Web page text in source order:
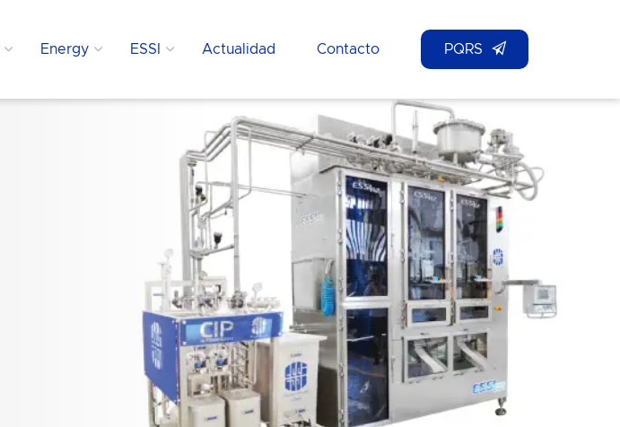
Energy ESSI Actualidad Contacto PQRS